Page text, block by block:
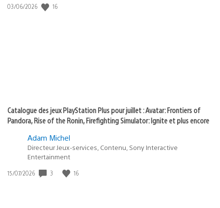
:
Date
03/06/2026 16
Catalogue des jeux PlayStation Plus pour juillet : Avatar: Frontiers of
Pandora, Rise of the Ronin, Firefighting Simulator: Ignite et plus encore
Adam Michel
Directeur Jeux-services, Contenu, Sony Interactive
Entertainment
Date
15/07/2026 3 16